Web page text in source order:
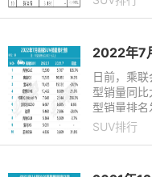
日前，乘
型销量同
型销量排名
话不多说，
SUV排行